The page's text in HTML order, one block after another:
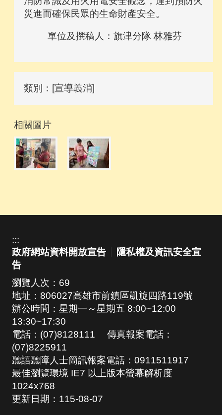
災進而確保民眾的生命財產安全。
單位及撰稿人：旗津分隊 林雅芬
類別：[宣導義消]
相關圖片
:::
政府網站資料開放宣告
隱私權及資訊安全宣
告
瀏覽人次： 69
地址：806027高雄市前鎮區凱旋四路119號
辦公時間：星期一～星期五 8:00~12:00
13:30~17:30
電話：(07)8128111 傳真報案電話：
(07)8225911
聽語聽障人士簡訊報案電話：0911511917
最佳瀏覽環境 IE7 以上版本螢幕解析度
1024x768
更新日期： 115-08-07